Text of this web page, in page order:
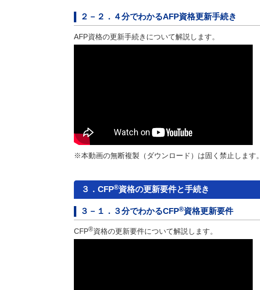
２－２．４分でわかるAFP資格更新手続き
AFP資格の更新手続きについて解説します。
※本動画の無断複製（ダウンロード）は固く禁止します。
３．CFP®資格の更新要件と手続き
３－１．３分でわかるCFP®資格更新要件
CFP®資格の更新要件について解説します。